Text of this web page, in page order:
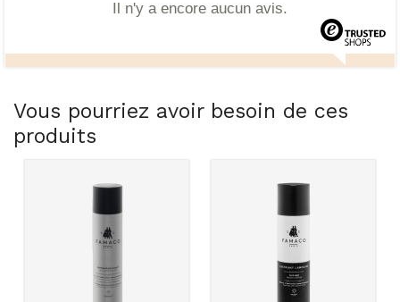
Il n'y a encore aucun avis.
Vous pourriez avoir besoin de ces
produits